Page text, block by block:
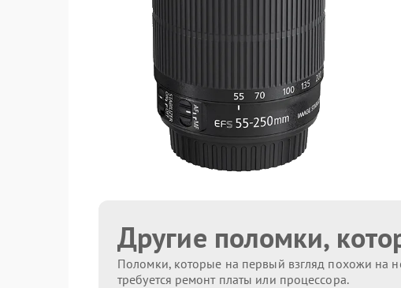
Другие поломки,
Поломки, которые на первый взгляд похожи на
требуется ремонт платы или процессора.